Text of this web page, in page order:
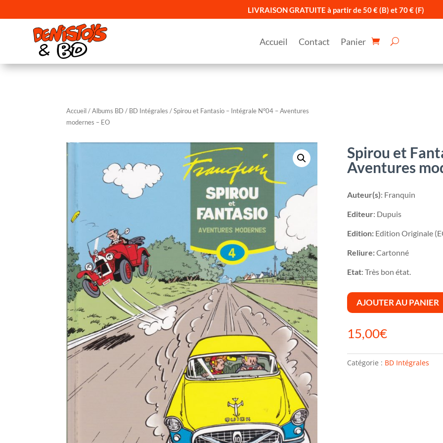
LIVRAISON GRATUITE à partir de 50 € (B) et 70 € (F)
Accueil Contact Panier
Accueil/Albums BD / BD Intégrales / Spirou et Fantasio – Intégrale N°04 – Aventures
modernes – EO
Spirou et
Aventures
Auteur(s): Franquin
Editeur: Dupuis
Edition:Edition Originale
Reliure:Cartonné
Etat: Très bon état.
AJOUTER AU PANIER
15,00€
Catégorie : BD Intégrales